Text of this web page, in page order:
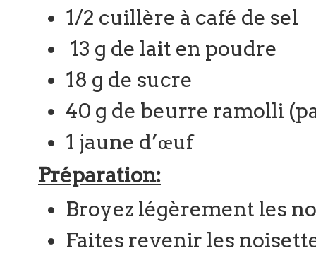
1/2 cuillère à café de sel
13 g de lait en poudre
18 g de sucre
40 g de beurre ramolli
1 jaune d’œuf
Préparation:
Broyez légèrement les
Faites revenir les